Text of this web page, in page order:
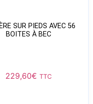
SUR PIEDS AVEC 56
BOITES À BEC
229,60€ TTC